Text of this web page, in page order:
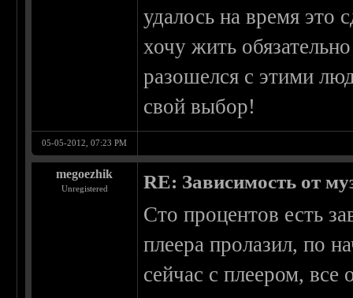
удалось на время это
хочу жить
разошелся с этими
свой выбор!
05-05-2012, 07:23 PM
megoezhik
Unregistered RE: Зависимость от
Сто процентов есть
плеера пролазил, по
сейчас с плеером, все